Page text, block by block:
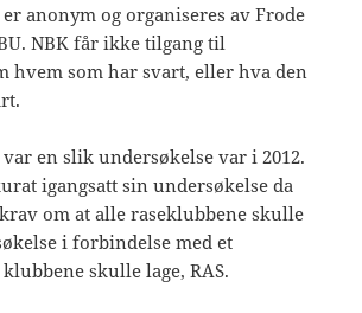
anonym og organiseres av Frode
NBK får ikke tilgang til
hvem som har svart, eller hva den
var en slik undersøkelse var i 2012.
igangsatt sin undersøkelse da
om at alle raseklubbene skulle
i forbindelse med et
skulle lage, RAS.